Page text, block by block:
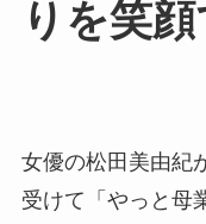
りを笑
女優の松田美由紀
受けて「やっと母